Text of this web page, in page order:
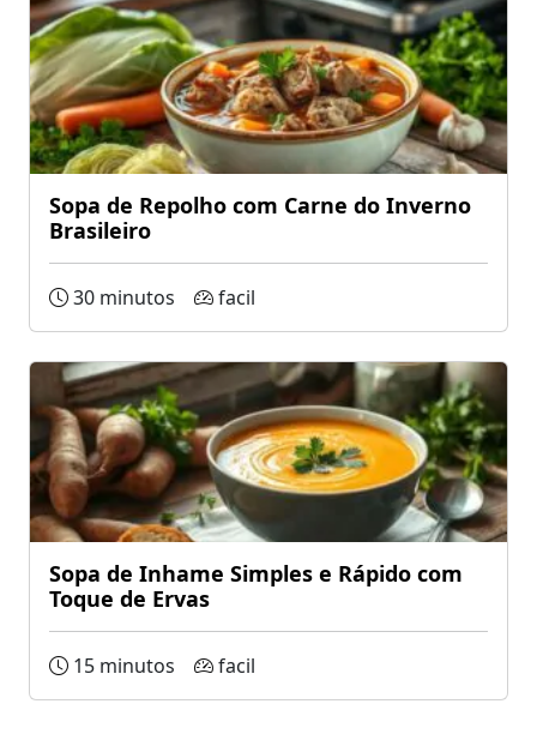
Sopa de Repolho com Carne do Inverno
Brasileiro
30 minutos facil
Sopa de Inhame Simples e Rápido com
Toque de Ervas
15 minutos facil